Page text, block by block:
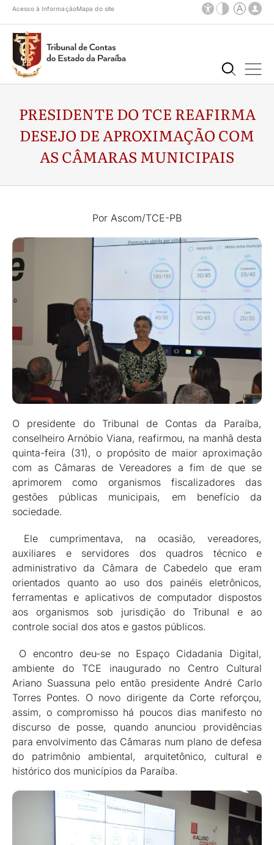
Acesso à InformaçãoMapa do site
PRESIDENTE DO TCE REAFIRMA
DESEJO DE APROXIMAÇÃO COM
AS CÂMARAS MUNICIPAIS
Por Ascom/TCE-PB
O presidente do Tribunal de Contas da Paraíba,
conselheiro Arnóbio Viana, reafirmou, na manhã desta
quinta-feira (31), o propósito de maior aproximação
com as Câmaras de Vereadores a fim de que se
aprimorem como organismos fiscalizadores das
gestões públicas municipais, em benefício da
sociedade.
Ele cumprimentava, na ocasião, vereadores,
auxiliares e servidores dos quadros técnico e
administrativo da Câmara de Cabedelo que eram
orientados quanto ao uso dos painéis eletrônicos,
ferramentas e aplicativos de computador dispostos
aos organismos sob jurisdição do Tribunal e ao
controle social dos atos e gastos públicos.
O encontro deu-se no Espaço Cidadania Digital,
ambiente do TCE inaugurado no Centro Cultural
Ariano Suassuna pelo então presidente André Carlo
Torres Pontes. O novo dirigente da Corte reforçou,
assim, o compromisso há poucos dias manifesto no
discurso de posse, quando anunciou providências
para envolvimento das Câmaras num plano de defesa
do patrimônio ambiental, arquitetônico, cultural e
histórico dos municípios da Paraíba.